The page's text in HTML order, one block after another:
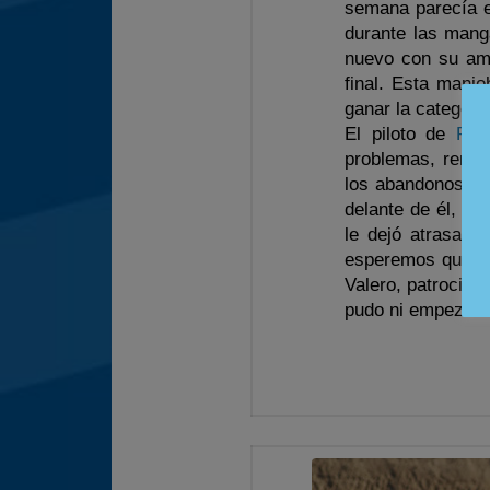
semana parecía
durante las
nuevo con su
final. Esta
ganar la
El piloto de
problemas,
los abandonos
delante de él,
le dejó
esperemos que
Valero,
pudo ni empezar